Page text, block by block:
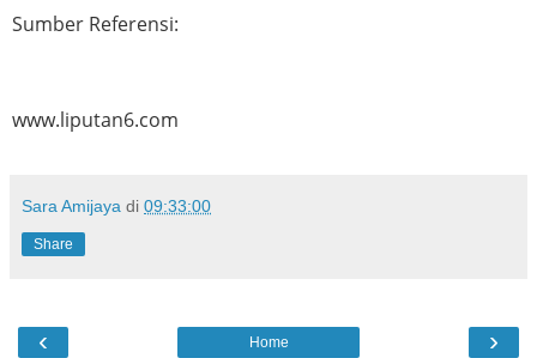
Sumber Referensi:
www.liputan6.com
Sara Amijaya di 09:33:00
Share
‹ ›
Home